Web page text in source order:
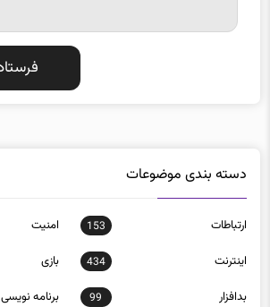
دسته بندی موضوعات
ارتباطات 153 امنيت
اينترنت 434 بازی
بدافزار 99 برنامه نويسی